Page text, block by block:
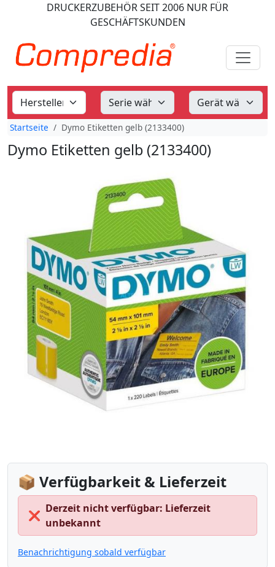
DRUCKERZUBEHÖRSEIT 2006 NUR FÜR
GESCHÄFTSKUNDEN
Startseite Dymo Etiketten gelb (2133400)
Dymo Etiketten gelb (2133400)
📦 Verfügbarkeit & Lieferzeit
❌
Derzeit nicht verfügbar: Lieferzeit
unbekannt
Benachrichtigung sobald verfügbar